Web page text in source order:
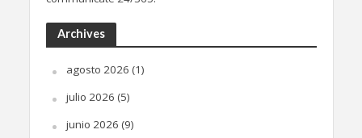
Archives
agosto 2026 (1)
julio 2026 (5)
junio 2026 (9)